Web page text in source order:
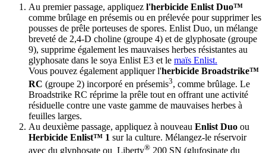
Au premier passage, appliquez l'herbicide Enlist Duo™
comme brûlage en présemis ou en prélevée pour supprimer les
pousses de prêle porteuses de spores. Enlist Duo, un mélange
breveté de 2,4-D choline (groupe 4) et de glyphosate (groupe
9), supprime également les mauvaises herbes résistantes au
glyphosate dans le soya Enlist E3 et le maïs Enlist.
Vous pouvez également appliquer l'herbicide Broadstrike™
RC (groupe 2) incorporé en présemis3, comme brûlage. Le
Broadstrike RC réprime la prêle tout en offrant une activité
résiduelle contre une vaste gamme de mauvaises herbes à
feuilles larges.
Au deuxième passage, appliquez à nouveau Enlist Duo ou
Herbicide Enlist™ 1 sur la culture. Mélangez-le réservoir
avec du glyphosate ou Liberty® 200 SN (glufosinate du